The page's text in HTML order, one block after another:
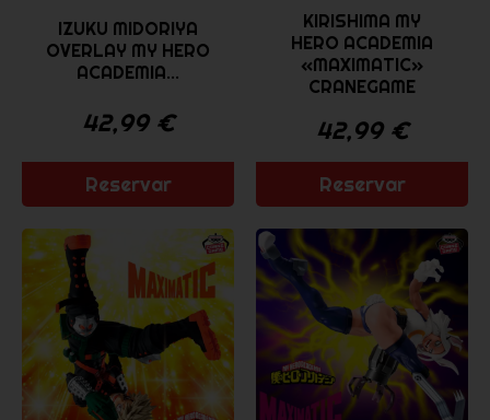
IZUKU MIDORIYA
OVERLAY MY HERO
ACADEMIA...
42,99 €
Reservar
KIRISHIMA MY
HERO ACADEMIA
«MAXIMATIC»
CRANEGAME
42,99 €
Reservar